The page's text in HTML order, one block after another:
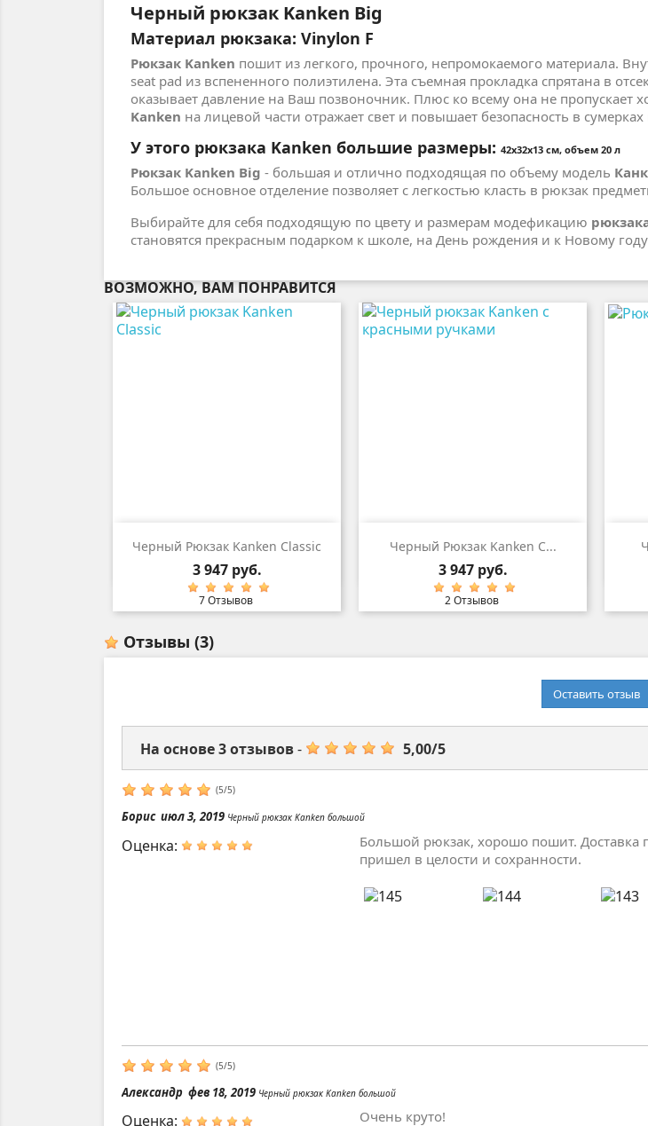
Черный рюкзак Kanken Big
Материал рюкзака: Vinylon F
Рюкзак Kanken пошит из легкого, прочного, непромокаемого материала.
seat pad из вспененного полиэтилена. Эта съемная прокладка спрятана в
оказывает давление на Ваш позвоночник. Плюс ко всему она не
Kanken на лицевой части отражает свет и повышает безопасность в
У этого рюкзака Kanken большие размеры: 42x32х13 см, объем 20 л
Рюкзак Kanken Big - большая и отлично подходящая по объему модель
Большое основное отделение позволяет с легкостью класть в рюкзак
Выбирайте для себя подходящую по цвету и размерам модефикацию
становятся прекрасным подарком к школе, на День рождения и к Новому году
ВОЗМОЖНО, ВАМ ПОНРАВИТСЯ
Черный Рюкзак Kanken Classic
Цена
3 947 руб.
7 Отзывов
Быстрый просмотр Черный Рюкзак Kanken С...
Цена
3 947 руб.
2 Отзывов
Быстрый просмотр
Отзывы (3)
Оставить отзыв
На основе3отзывов- 5,00/5
(5/5)
Борис июл 3, 2019 Черный рюкзак Kanken большой
Оценка:
Большой рюкзак, хорошо пошит. Доставка
пришел в целости и сохранности.
(5/5)
Александр фев 18, 2019 Черный рюкзак Kanken большой
Оценка: Очень круто!